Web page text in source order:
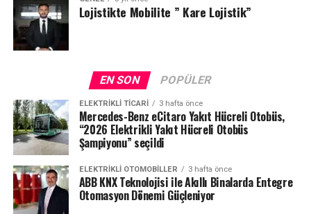
Lojistikte Mobilite ” Kare Lojistik”
EN SON POPÜLER
ELEKTRIKLI TICARI 3 hafta önce
Mercedes-Benz eCitaro Yakıt Hücreli Otobüs,
“2026 Elektrikli Yakıt Hücreli Otobüs
Şampiyonu” seçildi
ELEKTRIKLI OTOMOBILLER 3 hafta önce
ABB KNX Teknolojisi ile Akıllı Binalarda Entegre
Otomasyon Dönemi Güçleniyor